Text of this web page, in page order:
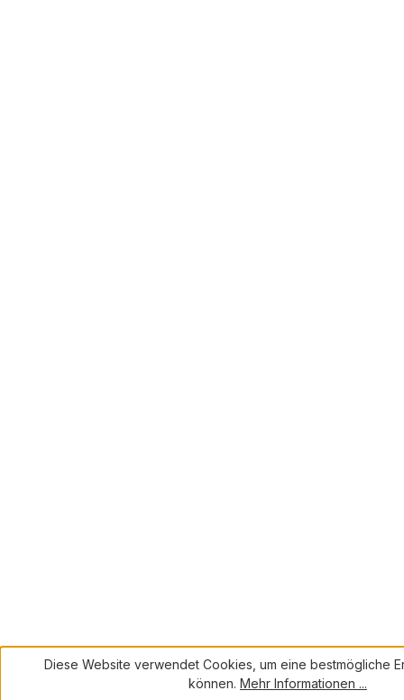
Diese Website verwendet Cookies, um eine bestmögliche
können. Mehr Informationen ...